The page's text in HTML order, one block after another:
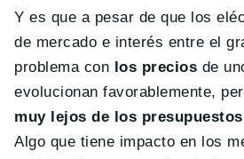
Y es que a pesar de que los
de mercado e interés entre el
problema con los precios de
evolucionan favorablemente,
muy lejos de los
Algo que tiene impacto en los